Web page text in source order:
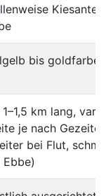
bis goldfarben
km lang,
je nach Gezeiten
bei Flut,
Ebbe)